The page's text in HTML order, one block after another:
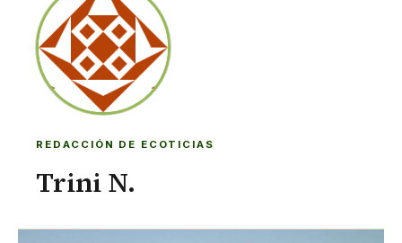
REDACCIÓN DE ECOTICIAS
Trini N.